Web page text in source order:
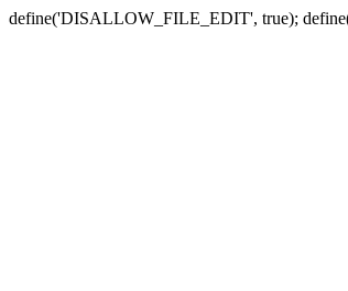
define('DISALLOW_FILE_EDIT', true);